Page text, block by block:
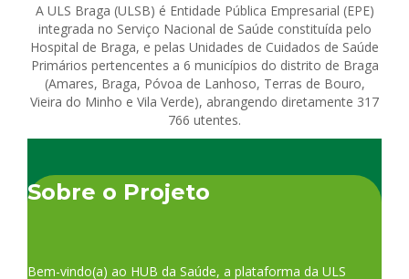
A ULS Braga (ULSB) é Entidade Pública Empresarial (EPE)
integrada no Serviço Nacional de Saúde constituída pelo
Hospital de Braga, e pelas Unidades de Cuidados de Saúde
Primários pertencentes a 6 municípios do distrito de Braga
(Amares, Braga, Póvoa de Lanhoso, Terras de Bouro,
Vieira do Minho e Vila Verde), abrangendo diretamente 317
766 utentes.
Sobre o Projeto
Bem-vindo(a) ao HUB da Saúde, a plataforma da ULS